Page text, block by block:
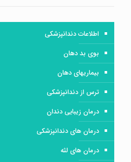
اطلاعات دندانپزشکی
بوی بد دهان
بیماریهای دهان
ترس از دندانپزشکی
درمان زیبایی دندان
درمان های دندانپزشکی
درمان های لثه